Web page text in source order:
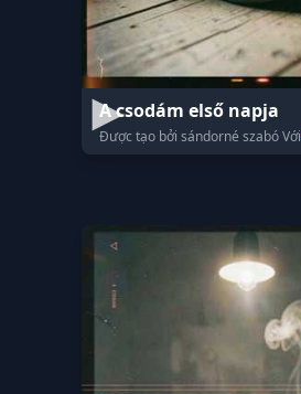
A csodám első napja
Được tạo bởi sándorné szabó Với